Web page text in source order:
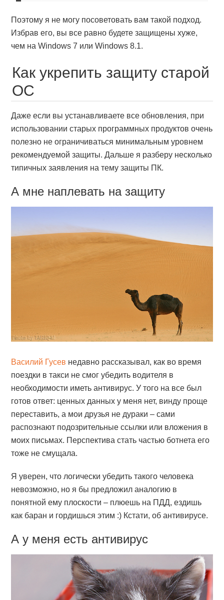
Поэтому я не могу посоветовать вам такой подход.
Избрав его, вы все равно будете защищены хуже,
чем на Windows 7 или Windows 8.1.
Как укрепить защиту старой
ОС
Даже если вы устанавливаете все обновления, при
использовании старых программных продуктов очень
полезно не ограничиваться минимальным уровнем
рекомендуемой защиты. Дальше я разберу несколько
типичных заявления на тему защиты ПК.
А мне наплевать на защиту
Василий Гусев недавно рассказывал, как во время
поездки в такси не смог убедить водителя в
необходимости иметь антивирус. У того на все был
готов ответ: ценных данных у меня нет, винду проще
переставить, а мои друзья не дураки – сами
распознают подозрительные ссылки или вложения в
моих письмах. Перспектива стать частью ботнета его
тоже не смущала.
Я уверен, что логически убедить такого человека
невозможно, но я бы предложил аналогию в
понятной ему плоскости – плюешь на ПДД, ездишь
как баран и гордишься этим :) Кстати, об антивирусе.
А у меня есть антивирус